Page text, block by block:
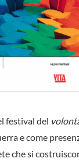
festival del
e come
che si